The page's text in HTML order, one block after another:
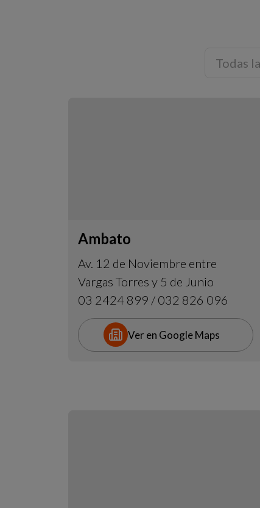
Ambato
Av. 12 de Noviembre entre
Vargas Torres y 5 de Junio
03 2424 899 / 032 826 096
Ver en Google Maps